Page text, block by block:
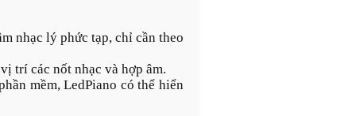
nhạc lý phức tạp, chỉ cần theo
trí các nốt nhạc và hợp âm.
mềm, LedPiano có thể hiển